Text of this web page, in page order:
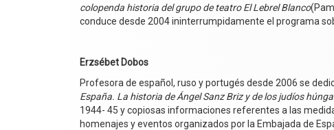
colopenda historia del grupo de teatro El Lebrel Blanco
conduce desde 2004 ininterrumpidamente el programa
Erzsébet Dobos
Profesora de español, ruso y portugés desde 2006 se
España. La historia de Ángel Sanz Briz y de los judíos
1944- 45 y copiosas informaciones referentes a las
homenajes y eventos organizados por la Embajada de